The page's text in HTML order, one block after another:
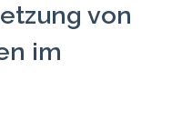
von
im